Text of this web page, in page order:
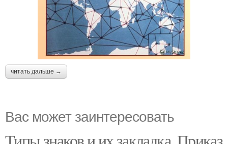
читать дальше →
Вас может заинтересовать